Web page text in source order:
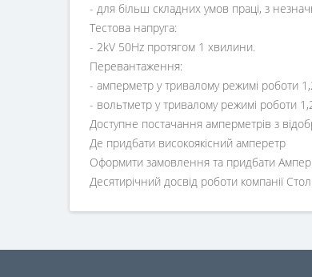
- для більш складних умов праці, з
Тестова напруга:
- 2kV 50Hz протягом 1 хвилини.
Перевантаження:
- амперметр у тривалому режимі роботи
- вольтметр у тривалому режимі роботи
Доступне постачання амперметрів з
Де придбати високоякісний амперетр
Оформити замовлення та придбати
Десятирічний досвід роботи компанії